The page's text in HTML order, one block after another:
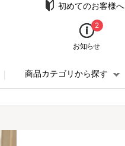
初めてのお客様へ
2
お知らせ
商品カテゴリから探す